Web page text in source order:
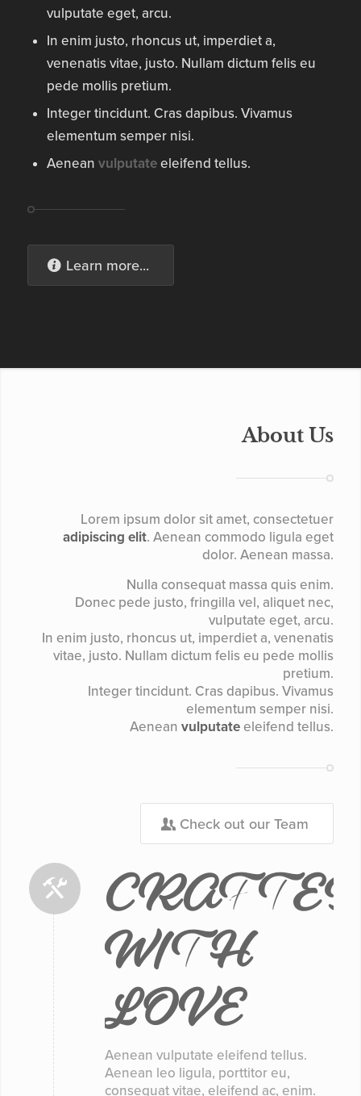
vulputate eget, arcu.
In enim justo, rhoncus ut, imperdiet a,
venenatis vitae, justo. Nullam dictum felis eu
pede mollis pretium.
Integer tincidunt. Cras dapibus. Vivamus
elementum semper nisi.
Aenean vulputateeleifend tellus.
Learn more...
About Us
Lorem ipsum dolor sit amet, consectetuer
adipiscing elit. Aenean commodo ligula eget
dolor. Aenean massa.
Nulla consequat massa quis enim.
Donec pede justo, fringilla vel, aliquet nec,
vulputate eget, arcu.
In enim justo, rhoncus ut, imperdiet a, venenatis
vitae, justo. Nullam dictum felis eu pede mollis
pretium.
Integer tincidunt. Cras dapibus. Vivamus
elementum semper nisi.
Aeneanvulputateeleifend tellus.
Check out our Team
WITH
LOVE
Aenean vulputate eleifend tellus.
Aenean leo ligula, porttitor eu,
consequat vitae, eleifend ac, enim.